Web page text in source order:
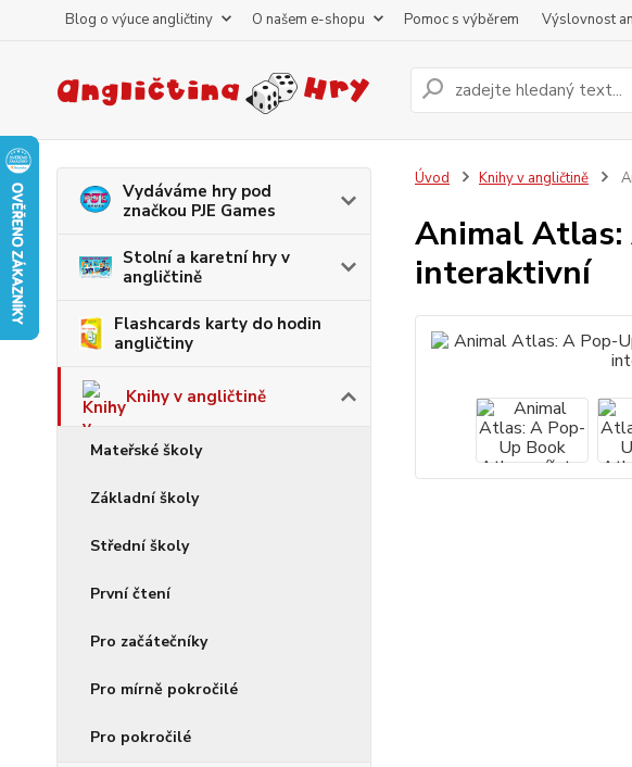
Blog o výuce angličtiny O našem e-shopu Pomoc s výběrem Výslovnost
Vydáváme hry pod
značkou PJE Games
Stolní a karetní hry v
angličtině
Flashcards karty do hodin
angličtiny
Knihy v angličtině
Mateřské školy
Základní školy
Střední školy
První čtení
Pro začátečníky
Pro mírně pokročilé
Pro pokročilé
Úvod Knihy v angličtině
Animal
interaktivní